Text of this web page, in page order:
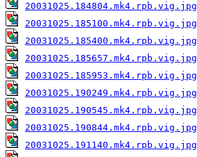
20031025.184804.mk4.rpb.vig.jpg
20031025.185100.mk4.rpb.vig.jpg
20031025.185400.mk4.rpb.vig.jpg
20031025.185657.mk4.rpb.vig.jpg
20031025.185953.mk4.rpb.vig.jpg
20031025.190249.mk4.rpb.vig.jpg
20031025.190545.mk4.rpb.vig.jpg
20031025.190844.mk4.rpb.vig.jpg
20031025.191140.mk4.rpb.vig.jpg